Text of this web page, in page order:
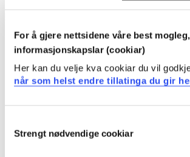
For å gjere nettsidene våre best
informasjonskapslar (cookiar)
Her kan du velje kva cookiar du vil
når som helst endre tillatinga du gir
Selection
Strengt nødvendige cookiar
nitrox som pustegass med de
gjelder. Utføre grunnleggende daglig
kontroll av utstyr
kunne anvende grunnleggende HMS
kunne planlegge og gjennomføre
i tråd med gjeldende krav til helse,